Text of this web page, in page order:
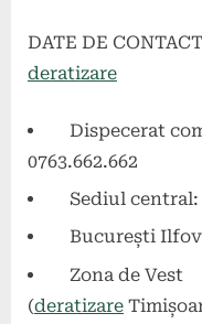
DATE DE
deratizare
Dispecerat
0763.662.662
Sediul central:
București Ilfov:
Zona de Vest
(deratizare